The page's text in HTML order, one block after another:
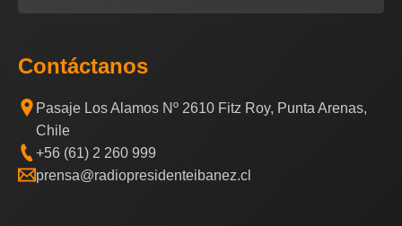
Contáctanos
Pasaje Los Alamos Nº 2610 Fitz Roy, Punta Arenas,
Chile
+56 (61) 2 260 999
prensa@radiopresidenteibanez.cl